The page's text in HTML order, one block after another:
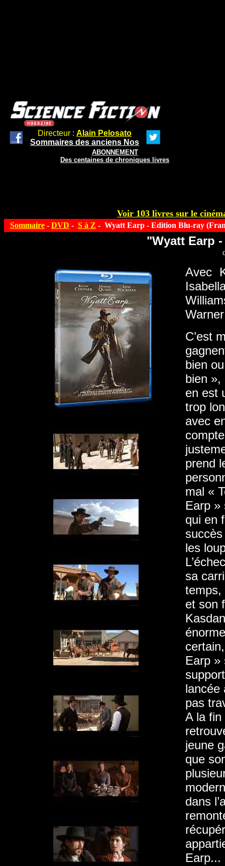
Directeur : Alain Pelosato
Sommaires des anciens Nos
ABONNEMENT
Des centaines de chroniques livres
Voir 103 livres sur le
Sommaire - DVD - S à Z - Wyatt Earp - Edition Blu-ray
"Wyatt Earp
Avec
C’est
bien
bien »,
en est
trop
avec
prend
mal «
Earp »
qui en
les
sa
temps,
et son
Earp »
lancée
pas
A la fin
jeune
que
dans
Earp...